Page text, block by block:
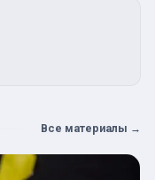
Все материалы →